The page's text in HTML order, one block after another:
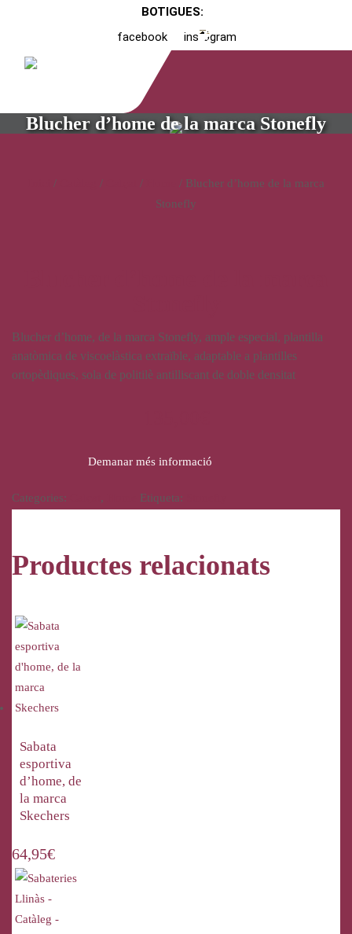
BOTIGUES:
facebook
instagram
Blucher d’home de la marca Stonefly
/ / /
/ Blucher d’home de la marca
Stonefly
Blucher d’home, de la marca Stonefly, ample especial, plantilla
anatòmica de viscoelàstica extraïble, adaptable a plantilles
ortopèdiques, sola de politilè antilliscant de doble densitat
Demanar més informació
Categories: , Etiqueta:
Productes relacionats
Sabata
esportiva
d’home, de
la marca
Skechers
64,95€